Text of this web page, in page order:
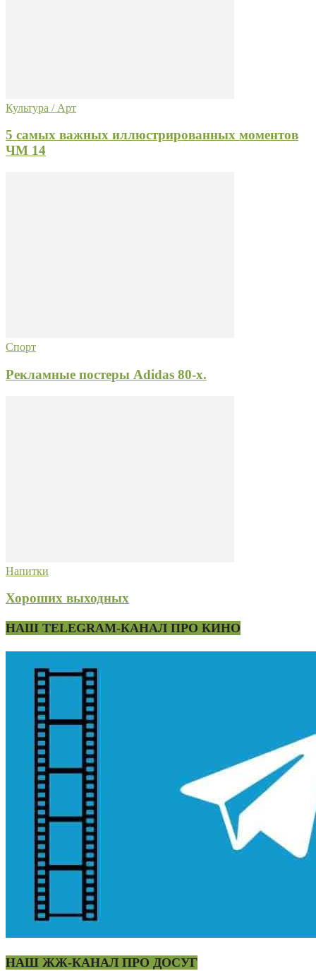
Культура / Арт
5 самых важных иллюстрированных моментов
ЧМ 14
Спорт
Рекламные постеры Adidas 80-х.
Напитки
Хороших выходных
НАШ TELEGRAM-КАНАЛ ПРО КИНО
НАШ ЖЖ-КАНАЛ ПРО ДОСУГ